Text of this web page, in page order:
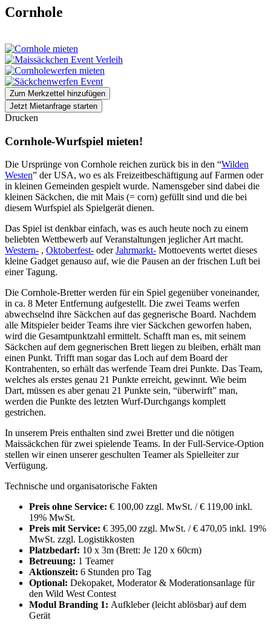
Cornhole
Zum Merkzettel hinzufügen
Jetzt Mietanfrage starten
Drucken
Cornhole-Wurfspiel mieten!
Die Ursprünge von Cornhole reichen zurück bis in den “Wilden
Westen” der USA, wo es als Freizeitbeschäftigung auf Farmen oder
in kleinen Gemeinden gespielt wurde. Namensgeber sind dabei die
kleinen Säckchen, die mit Mais (= corn) gefüllt sind und die bei
diesem Wurfspiel als Spielgerät dienen.
Das Spiel ist denkbar einfach, was es auch heute noch zu einem
beliebten Wettbewerb auf Veranstaltungen jeglicher Art macht.
Western- , Oktoberfest- oderJahrmarkt- Mottoevents wertet dieses
kleine Gadget genauso auf, wie die Pausen an der frischen Luft bei
einer Tagung.
Die Cornhole-Bretter werden für ein Spiel gegenüber voneinander,
in ca. 8 Meter Entfernung aufgestellt. Die zwei Teams werfen
abwechselnd ihre Säckchen auf das gegnerische Board. Nachdem
alle Mitspieler beider Teams ihre vier Säckchen geworfen haben,
wird die Gesamtpunktzahl ermittelt. Schafft man es, mit seinem
Säckchen auf dem gegnerischen Brett liegen zu bleiben, erhält man
einen Punkt. Trifft man sogar das Loch auf dem Board der
Kontrahenten, so erhält das werfende Team drei Punkte. Das Team,
welches als erstes genau 21 Punkte erreicht, gewinnt. Wie beim
Dart, müssen es aber genau 21 Punkte sein, “überwirft” man,
werden die Punkte des letzten Wurf-Durchgangs komplett
gestrichen.
In unserem Preis enthalten sind zwei Bretter und die nötigen
Maissäckchen für zwei spielende Teams. In der Full-Service-Option
stellen wir einen unserer geschulten Teamer als Spielleiter zur
Verfügung.
Technische und organisatorische Fakten
Preis ohne Service: € 100,00 zzgl. MwSt. / € 119,00 inkl.
19% MwSt.
Preis mit Service: € 395,00 zzgl. MwSt. / € 470,05 inkl. 19%
MwSt. zzgl. Logistikkosten
Platzbedarf: 10 x 3m (Brett: Je 120 x 60cm)
Betreuung: 1 Teamer
Aktionszeit: 6 Stunden pro Tag
Optional: Dekopaket, Moderator & Moderationsanlage für
den Wild West Contest
Modul Branding 1: Aufkleber (leicht ablösbar) auf dem
Gerät